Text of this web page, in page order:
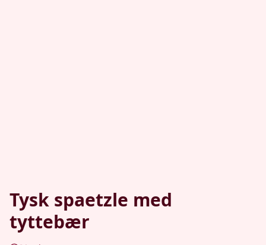
Tysk spaetzle med
tyttebær